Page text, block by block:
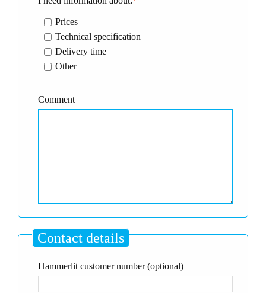
Prices
Technical specification
Delivery time
Other
Comment
Contact details
Hammerlit customer number (optional)